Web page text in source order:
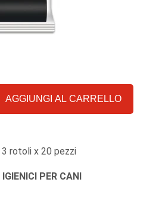
AGGIUNGI AL CARRELLO
3 rotoli x 20 pezzi
PER CANI